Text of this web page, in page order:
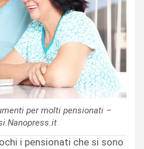
per molti pensionati –
i pensionati che si sono